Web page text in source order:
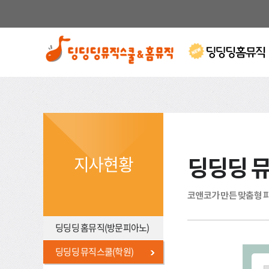
지사현황
딩딩딩 홈뮤직(방문피아노)
딩딩딩 뮤직스쿨(학원)
딩딩딩
코앤코가 만든 맞춤형